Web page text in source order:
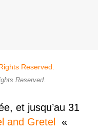
Reserved.
et jusqu’au 31
and Gretel
«